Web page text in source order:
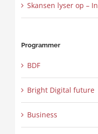
Skansen lyser op –
Programmer
BDF
Bright Digital future
Business